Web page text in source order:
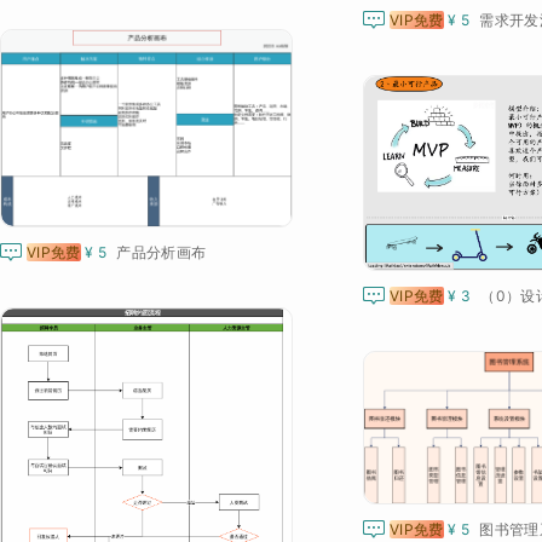
 VIP免费 ¥ 5 需求开
 VIP免费 ¥ 5 产品分析画布
 VIP免费 ¥ 3
 VIP免费 ¥ 5 图书管